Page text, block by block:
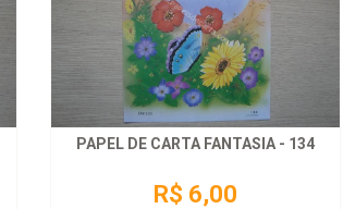
PAPEL DE CARTA FANTASIA - 134
R$ 6,00